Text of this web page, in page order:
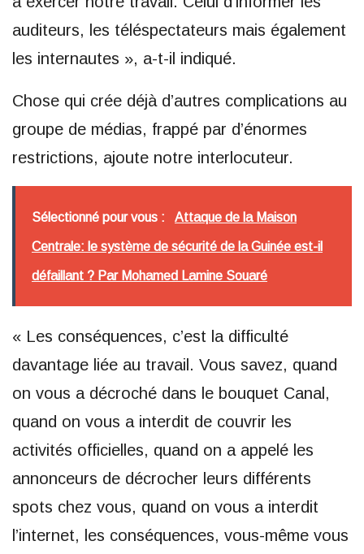
auditeurs, les téléspectateurs mais également
les internautes », a-t-il indiqué.
Chose qui crée déjà d’autres complications au
groupe de médias, frappé par d’énormes
restrictions, ajoute notre interlocuteur.
Sélectionné pour vous : Attaque de la Maison
Centrale: le système de sécurité de la Guinée est-il
défaillant ? Par Mohamed Lamine Souaré
« Les conséquences, c’est la difficulté
davantage liée au travail. Vous savez, quand
on vous a décroché dans le bouquet Canal,
quand on vous a interdit de couvrir les
activités officielles, quand on a appelé les
annonceurs de décrocher leurs différents
spots chez vous, quand on vous a interdit
l’internet, les conséquences, vous-même vous